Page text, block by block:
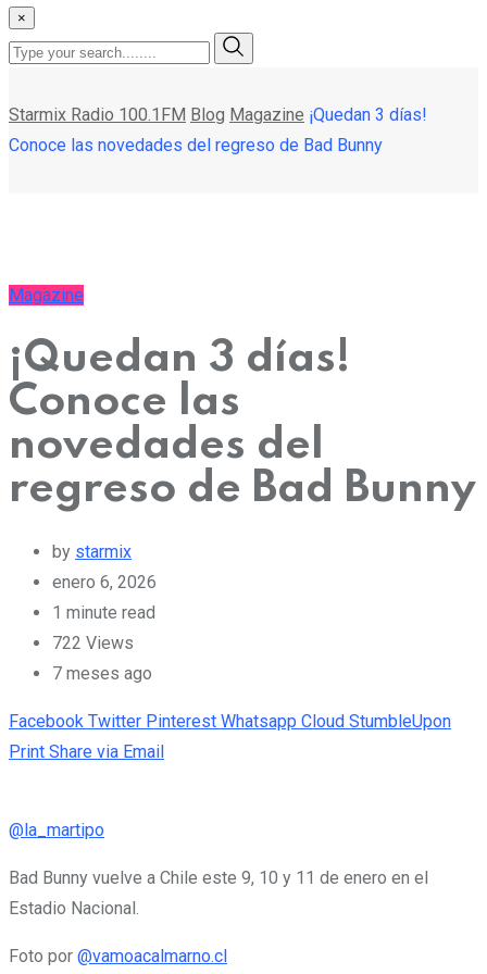
×
Starmix Radio 100.1FM Blog Magazine ¡Quedan 3 días!
Conoce las novedades del regreso de Bad Bunny
Magazine
¡Quedan 3 días!
Conoce las
novedades del
regreso de Bad Bunny
by starmix
enero 6, 2026
1 minute read
722 Views
7 meses ago
Facebook Twitter Pinterest Whatsapp Cloud StumbleUpon
Print Share via Email
@la_martipo
Bad Bunny vuelve a Chile este 9, 10 y 11 de enero en el
Estadio Nacional.
Foto por @vamoacalmarno.cl